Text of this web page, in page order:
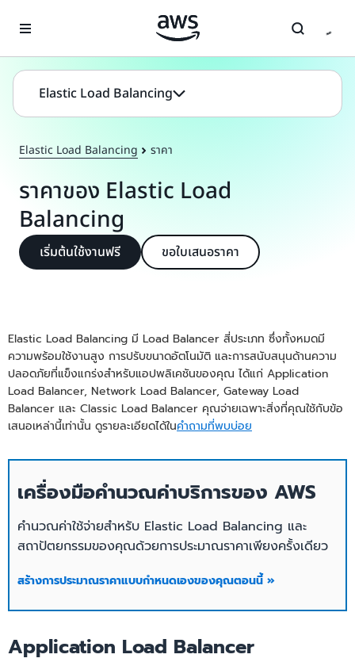
Elastic Load Balancing
Elastic Load Balancing ราคา
ราคาของ Elastic Load
Balancing
เริ่มต้นใช้งานฟรี ขอใบเสนอราคา
Elastic Load Balancing มี Load Balancer สี่ประเภท ซึ่งทั้งหมดมี
ความพร้อมใช้งานสูง การปรับขนาดอัตโนมัติ และการสนับสนุนด้านความ
ปลอดภัยที่แข็งแกร่งสำหรับแอปพลิเคชันของคุณ ได้แก่ Application
Load Balancer, Network Load Balancer, Gateway Load
Balancer และ Classic Load Balancer คุณจ่ายเฉพาะสิ่งที่คุณใช้กับข้อ
เสนอเหล่านี้เท่านั้น ดูรายละเอียดได้ในคำถามที่พบบ่อย
เครื่องมือคำนวณค่าบริการของ AWS
คำนวณค่าใช้จ่ายสำหรับ Elastic Load Balancing และ
สถาปัตยกรรมของคุณด้วยการประมาณราคาเพียงครั้งเดียว
สร้างการประมาณราคาแบบกำหนดเองของคุณตอนนี้ »
Application Load Balancer